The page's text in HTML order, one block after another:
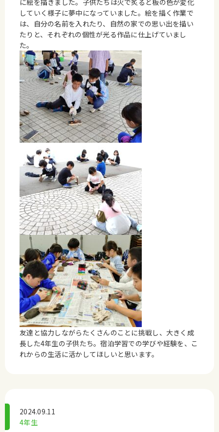
に絵を描きました。子供たちは火で炙ると板の色が変化
していく様子に夢中になっていました。絵を描く作業で
は、自分の名前を入れたり、自然の家での思い出を描い
たりと、それぞれの個性が光る作品に仕上げていまし
た。
友達と協力しながらたくさんのことに挑戦し、大きく成
長した4年生の子供たち。宿泊学習での学びや経験を、こ
れからの生活に活かしてほしいと思います。
2024.09.11
4年生